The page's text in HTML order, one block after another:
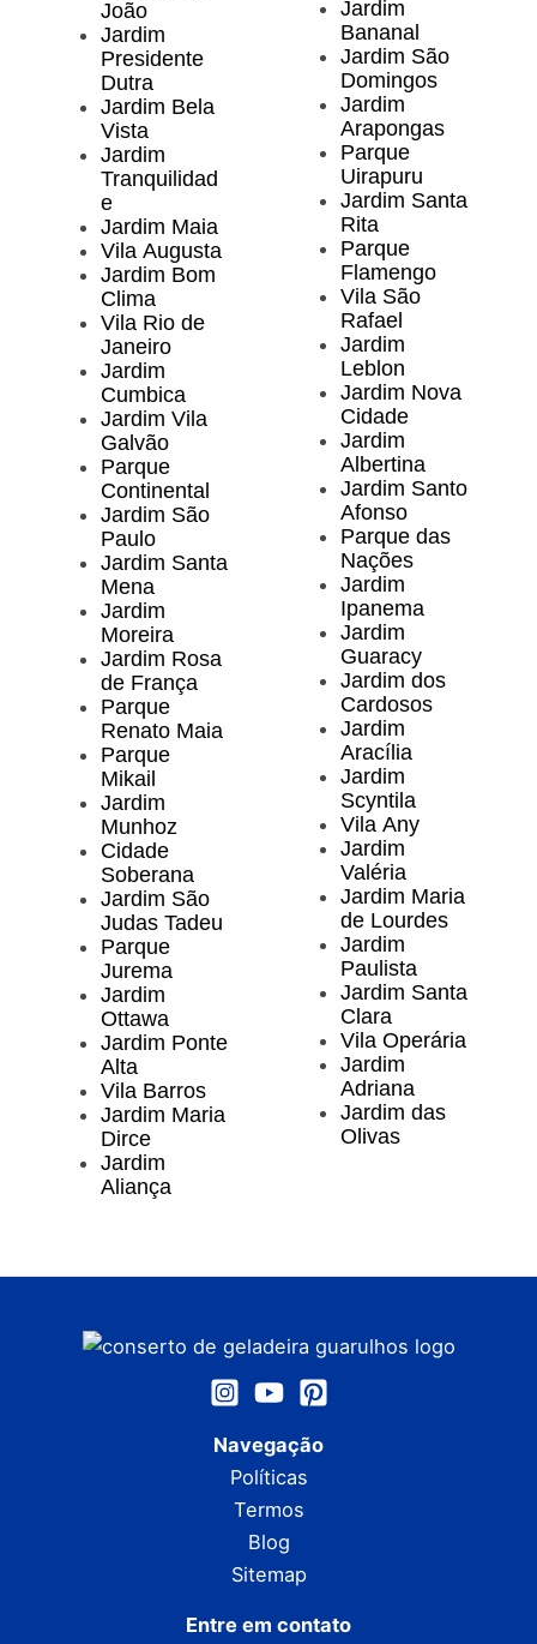
João
Jardim
Presidente
Dutra
Jardim Bela
Vista
Jardim
Tranquilidad
e
Jardim Maia
Vila Augusta
Jardim Bom
Clima
Vila Rio de
Janeiro
Jardim
Cumbica
Jardim Vila
Galvão
Parque
Continental
Jardim São
Paulo
Jardim Santa
Mena
Jardim
Moreira
Jardim Rosa
de França
Parque
Renato Maia
Parque
Mikail
Jardim
Munhoz
Cidade
Soberana
Jardim São
Judas Tadeu
Parque
Jurema
Jardim
Ottawa
Jardim Ponte
Alta
Vila Barros
Jardim Maria
Dirce
Jardim
Aliança
Jardim
Bananal
Jardim São
Domingos
Jardim
Arapongas
Parque
Uirapuru
Jardim Santa
Rita
Parque
Flamengo
Vila São
Rafael
Jardim
Leblon
Jardim Nova
Cidade
Jardim
Albertina
Jardim Santo
Afonso
Parque das
Nações
Jardim
Ipanema
Jardim
Guaracy
Jardim dos
Cardosos
Jardim
Aracília
Jardim
Scyntila
Vila Any
Jardim
Valéria
Jardim Maria
de Lourdes
Jardim
Paulista
Jardim Santa
Clara
Vila Operária
Jardim
Adriana
Jardim das
Olivas
Navegação
Políticas
Termos
Blog
Sitemap
Entre em contato